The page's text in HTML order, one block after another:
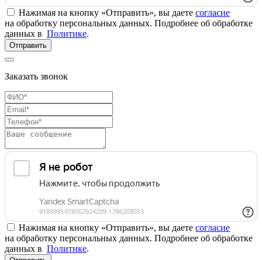
Нажимая на кнопку «Отправить», вы даете согласие
на обработку персональных данных. Подробнее об обработке
данных в Политике.
Отправить
Заказать звонок
Нажимая на кнопку «Отправить», вы даете согласие
на обработку персональных данных. Подробнее об обработке
данных в Политике.